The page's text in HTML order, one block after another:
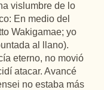
vislumbre de lo
En medio del
Wakigamae; yo
al llano).
eterno, no movió
atacar. Avancé
no estaba más